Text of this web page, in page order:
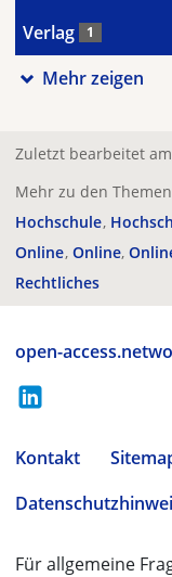
Verlag 1
Mehr zeigen
Zuletzt bearbeitet am
Mehr zu den
Hochschule
Online Online
Rechtliches
open-
Kontakt
Für allgemeine